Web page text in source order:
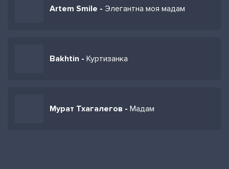
Artem Smile - Элегантна моя мадам
Bakhtin - Куртизанка
Мурат Тхагалегов - Мадам